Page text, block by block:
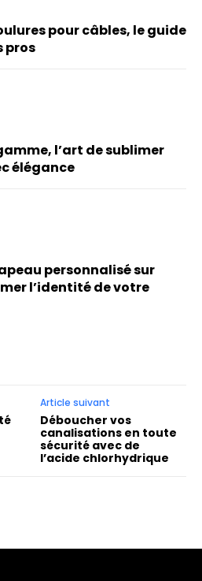
pour câbles, le guide
pros
l’art de sublimer
élégance
personnalisé sur
l’identité de votre
Article suivant
Déboucher vos
canalisations en toute
sécurité avec de
l’acide chlorhydrique